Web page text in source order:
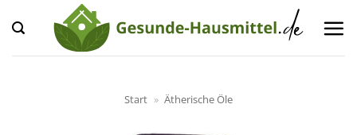
Inhalt
springen
Start » Ätherische Öle